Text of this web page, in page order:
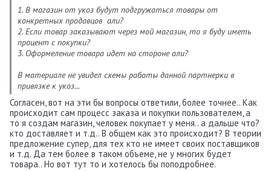
1. В магазин от укоз будут подгружаться товары от
конкретных продавцов али?
2. Если товар заказывают через мой магазин, то я буду иметь
процент с покупки?
3. Оформеление товара идет на стороне али?
В материале не увидел схемы работы данной партнерки в
привязке к укоз...
Согласен, вот на эти бы вопросы ответили, более точнее.. Как
происходит сам процесс заказа и покупки пользователем, а
то я создам магазин, человек покупает у меня.. а дальше что?
кто доставляет и т.д.. В общем как это происходит? В теории
предложение супер, для тех кто не имеет своих поставщиков
и т.д. Да тем более в таком объеме, не у многих будет
товара.. Но вот тут то и хотелось бы поподробнее.